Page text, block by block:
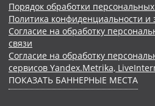
Порядок обработки
Политика конфиденциальности
Согласие на обработку
связи
Согласие на обработку
сервисов Yandex.Metrika,
ПОКАЗАТЬ БАННЕРНЫЕ МЕСТА